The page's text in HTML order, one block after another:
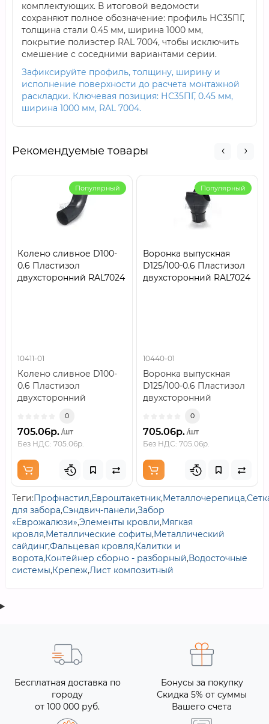
комплектующих. В итоговой ведомости
сохраняют полное обозначение: профиль НС35ПГ,
толщина стали 0.45 мм, ширина 1000 мм,
покрытие полиэстер RAL 7004, чтобы исключить
смешение с соседними вариантами серии.
Зафиксируйте профиль, толщину, ширину и
исполнение поверхности до расчета монтажной
раскладки. Ключевая позиция: НС35ПГ, 0.45 мм,
ширина 1000 мм, RAL 7004.
Рекомендуемые товары
Популярный
Колено сливное D100-
0.6 Пластизол
двухсторонний RAL7024
10411-01
Колено сливное D100-
0.6 Пластизол
двухсторонний
0
705.06р. /шт
Без НДС: 705.06р.
Популярный
Воронка выпускная
D125/100-0.6 Пластизол
двухсторонний RAL7024
10440-01
Воронка выпускная
D125/100-0.6 Пластизол
двухсторонний
0
705.06р. /шт
Без НДС: 705.06р.
Теги:Профнастил,Евроштакетник,Металлочерепица,
для забора,Сэндвич-панели,Забор
«Еврожалюзи»,Элементы кровли,Мягкая
кровля,Металлические софиты,Металлический
сайдинг,Фальцевая кровля,Калитки и
ворота,Контейнер сборно - разборный,Водосточные
системы,Крепеж,Лист композитный
Бесплатная доставка по
городу
от 100 000 руб.
Бонусы за покупку
Скидка 5% от суммы
Вашего счета